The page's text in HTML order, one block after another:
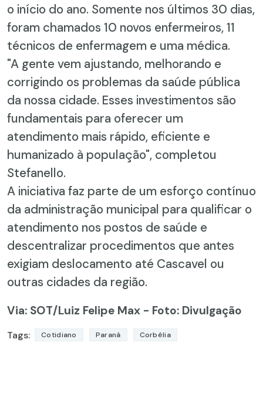
o início do ano. Somente nos últimos 30 dias,
foram chamados 10 novos enfermeiros, 11
técnicos de enfermagem e uma médica.
"A gente vem ajustando, melhorando e
corrigindo os problemas da saúde pública
da nossa cidade. Esses investimentos são
fundamentais para oferecer um
atendimento mais rápido, eficiente e
humanizado à população", completou
Stefanello.
A iniciativa faz parte de um esforço contínuo
da administração municipal para qualificar o
atendimento nos postos de saúde e
descentralizar procedimentos que antes
exigiam deslocamento até Cascavel ou
outras cidades da região.
Via: SOT/Luiz Felipe Max - Foto: Divulgação
Tags: Cotidiano Paraná Corbélia